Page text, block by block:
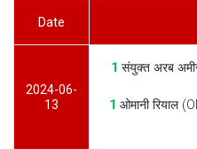
Date
2024-06-
13
1 संयुक्त अरब
1 ओमानी रियाल